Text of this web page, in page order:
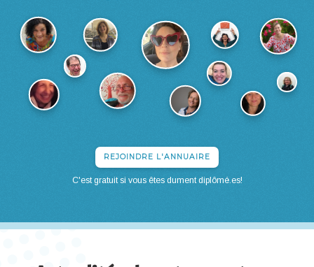
REJOINDRE L'ANNUAIRE
C'est gratuit si vous êtes dument diplômé.es!